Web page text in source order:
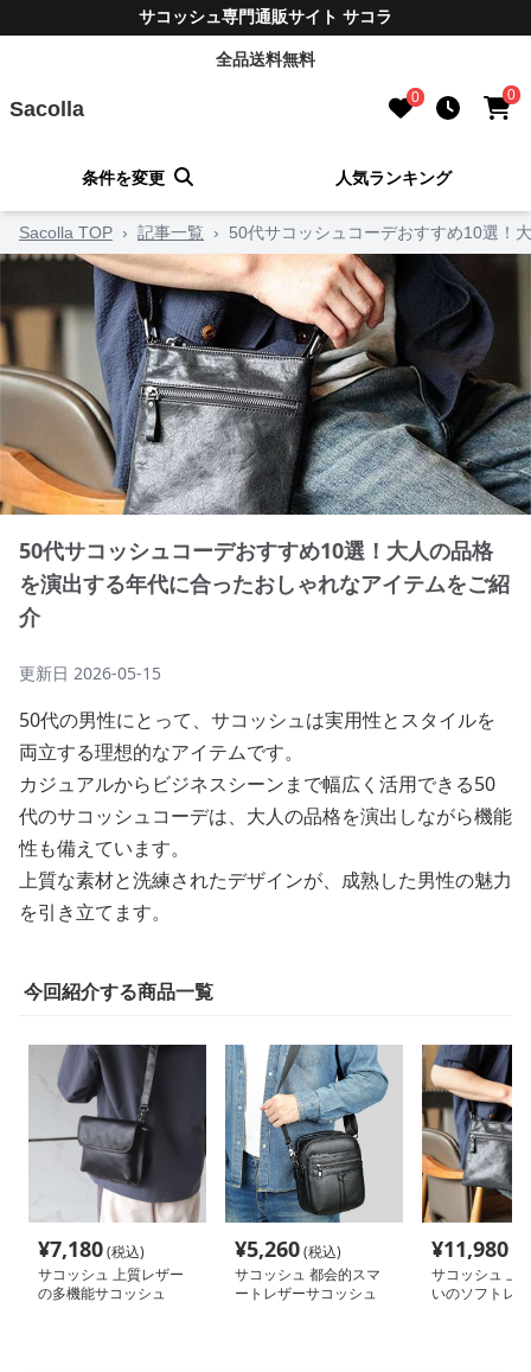
サコッシュ専門通販サイト サコラ
全品送料無料
Sacolla 0 0
条件を変更 人気ランキング
Sacolla TOP › 記事一覧 › 50代サコッシュコーデおすすめ10選！
50代サコッシュコーデおすすめ10選！大人の品格
を演出する年代に合ったおしゃれなアイテムをご紹
介
更新日 2026-05-15
50代の男性にとって、サコッシュは実用性とスタイルを
両立する理想的なアイテムです。
カジュアルからビジネスシーンまで幅広く活用できる50
代のサコッシュコーデは、大人の品格を演出しながら機能
性も備えています。
上質な素材と洗練されたデザインが、成熟した男性の魅力
を引き立てます。
今回紹介する商品一覧
¥7,180(税込)
サコッシュ 上質レザー
の多機能サコッシュ
¥5,260(税込)
サコッシュ 都会的スマ
ートレザーサコッシュ
¥11,980
サコッシュ 上
いのソフトレ